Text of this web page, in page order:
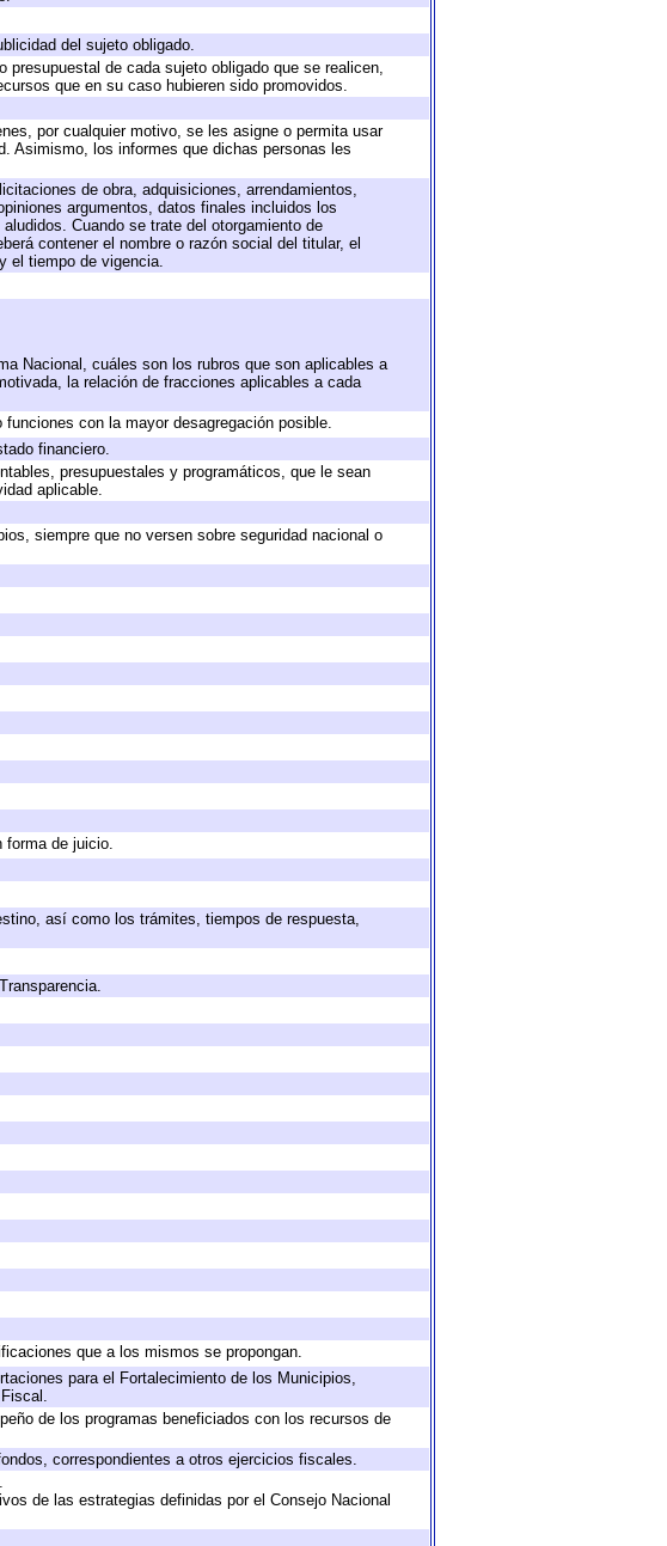
del sujeto obligado.
de cada sujeto obligado que se realicen,
que en su caso hubieren sido promovidos.
por cualquier motivo, se les asigne o permita usar
Asimismo, los informes que dichas personas les
de obra, adquisiciones, arrendamientos,
argumentos, datos finales incluidos los
Cuando se trate del otorgamiento de
contener el nombre o razón social del titular, el
el tiempo de vigencia.
Nacional, cuáles son los rubros que son aplicables a
la relación de fracciones aplicables a cada
con la mayor desagregación posible.
financiero.
presupuestales y programáticos, que le sean
aplicable.
siempre que no versen sobre seguridad nacional o
forma de juicio.
así como los trámites, tiempos de respuesta,
que a los mismos se propongan.
para el Fortalecimiento de los Municipios,
de los programas beneficiados con los recursos de
correspondientes a otros ejercicios fiscales.
de las estrategias definidas por el Consejo Nacional